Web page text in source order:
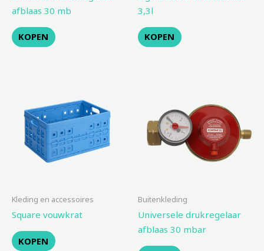
afblaas 30 mb
KOPEN
3,3l
KOPEN
Kleding en accessoires
Square vouwkrat
KOPEN
Buitenkleding
Universele drukregelaar
afblaas 30 mbar